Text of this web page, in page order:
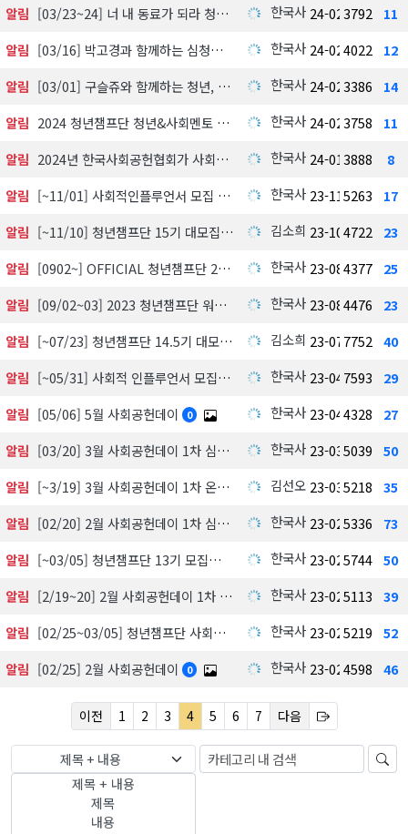
알림
[03/23~24] 너 내 동료가 되라 청년챔프단 16기 면접관 한국사회공헌협회
24-02-28
3792
11
알림
[03/16] 박고경과 함께하는 심청이 캠페인 한국사회공헌협회
24-02-28
4022
12
알림
[03/01] 구슬쥬와 함께하는 청년, 학교밖 청소년 멘토가 되다 한국사회공헌협회
24-02-28
3386
14
알림
2024 청년챔프단 청년&사회멘토 최종 명단 한국사회공헌협회
24-02-28
3758
11
알림
2024년 한국사회공헌협회가 사회공헌문화 활성화를 위해 한번 더 도약하겠습니다. 한국사회공헌협회
24-01-03
3888
8
알림
[~11/01] 사회적인플루언서 모집 선발 한국사회공헌협회
23-11-03
5263
17
알림
[~11/10] 청년챔프단 15기 대모집 김소희 23-10-26
4722
23
알림
[0902~] OFFICIAL 청년챔프단 2023년 하반기 팀&멘토 구성 한국사회공헌협회
23-08-31
4377
25
알림
[09/02~03] 2023 청년챔프단 워크샵 한국사회공헌협회
23-08-16
4476
23
알림
[~07/23] 청년챔프단 14.5기 대모집 김소희 23-07-10
7752 40
알림
[~05/31] 사회적 인플루언서 모집 한국사회공헌협회
23-04-28
7593
29
알림 [05/06] 5월 사회공헌데이 0 한국사회공헌협회
23-04-27
4328
27
알림
[03/20] 3월 사회공헌데이 1차 심사결과 공개(Top3 선정) 한국사회공헌협회
23-03-20
5039
50
알림
[~3/19] 3월 사회공헌데이 1차 온라인 평가 김선오 23-03-17
5218
35
알림
[02/20] 2월 사회공헌데이 1차 심사결과 공개(Top3 선정) 한국사회공헌협회
23-02-20
5336
73
알림
[~03/05] 청년챔프단 13기 모집 한국사회공헌협회
23-02-19
5744 50
알림
[2/19~20] 2월 사회공헌데이 1차 온라인 평가 한국사회공헌협회
23-02-16
5113
39
알림
[02/25~03/05] 청년챔프단 사회공헌어빌리티 한국사회공헌협회
23-02-13
5219
52
알림 [02/25] 2월 사회공헌데이 0 한국사회공헌협회
23-02-13
4598 46
이전 1 2 3 4 5 6 7 다음
제목 + 내용
제목 + 내용
제목
내용